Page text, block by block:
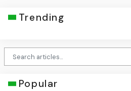
Trending
Popular